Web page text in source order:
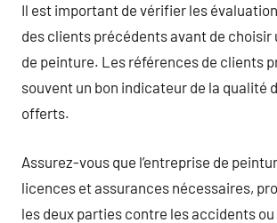
Il est important de vérifier les
des clients précédents avant de choisir
de peinture. Les références de clients
souvent un bon indicateur de la qualité
offerts.
Assurez-vous que l’entreprise de
licences et assurances nécessaires,
les deux parties contre les accidents